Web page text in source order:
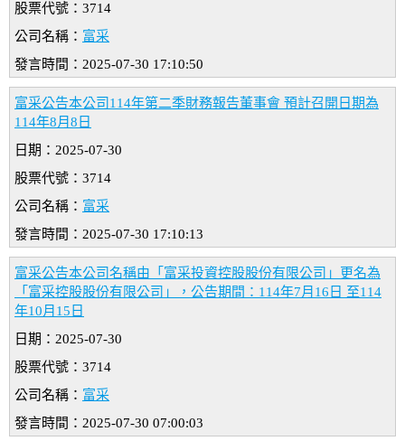
股票代號：3714
公司名稱： 富采
發言時間：2025-07-30 17:10:50
富采公告本公司114年第二季財務報告董事會 預計召開日期為
114年8月8日
日期：2025-07-30
股票代號：3714
公司名稱： 富采
發言時間：2025-07-30 17:10:13
富采公告本公司名稱由「富采投資控股股份有限公司」更名為
「富采控股股份有限公司」，公告期間：114年7月16日 至114
年10月15日
日期：2025-07-30
股票代號：3714
公司名稱： 富采
發言時間：2025-07-30 07:00:03